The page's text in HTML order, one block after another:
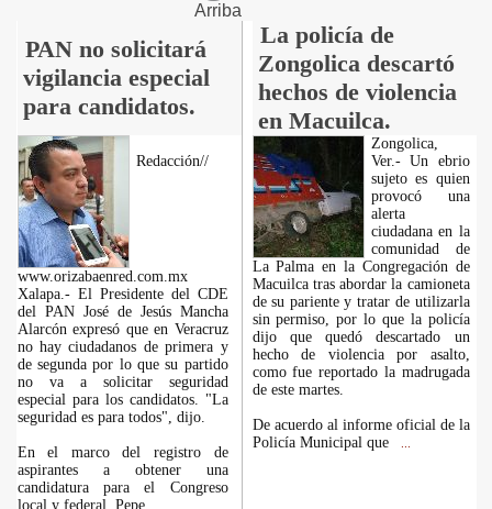
Arriba
PAN no solicitará
vigilancia especial
para candidatos.
La policía de
Zongolica descartó
hechos de violencia
en Macuilca.
Redacción//
www.orizabaenred.com.mx
Xalapa.- El Presidente del CDE
del PAN José de Jesús Mancha
Alarcón expresó que en Veracruz
no hay ciudadanos de primera y
de segunda por lo que su partido
no va a solicitar seguridad
especial para los candidatos. "La
seguridad es para todos", dijo.
En el marco del registro de
aspirantes a obtener una
candidatura para el Congreso
local y federal, Pepe
Zongolica,
Ver.- Un ebrio
sujeto es quien
provocó una
alerta
ciudadana en la
comunidad de
La Palma en la Congregación de
Macuilca tras abordar la camioneta
de su pariente y tratar de utilizarla
sin permiso, por lo que la policía
dijo que quedó descartado un
hecho de violencia por asalto,
como fue reportado la madrugada
de este martes.
De acuerdo al informe oficial de la
Policía Municipal que